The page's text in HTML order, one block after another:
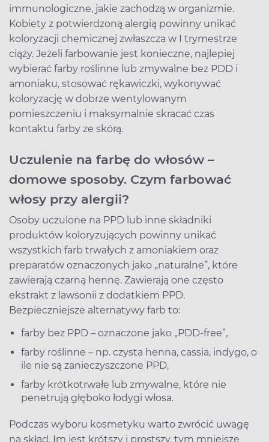
immunologiczne, jakie zachodzą w organizmie.
Kobiety z potwierdzoną alergią powinny unikać
koloryzacji chemicznej zwłaszcza w I trymestrze
ciąży. Jeżeli farbowanie jest konieczne, najlepiej
wybierać farby roślinne lub zmywalne bez PDD i
amoniaku, stosować rękawiczki, wykonywać
koloryzację w dobrze wentylowanym
pomieszczeniu i maksymalnie skracać czas
kontaktu farby ze skórą.
Uczulenie na farbę do włosów –
domowe sposoby. Czym farbować
włosy przy alergii?
Osoby uczulone na PPD lub inne składniki
produktów koloryzujących powinny unikać
wszystkich farb trwałych z amoniakiem oraz
preparatów oznaczonych jako „naturalne”, które
zawierają czarną hennę. Zawierają one często
ekstrakt z lawsonii z dodatkiem PPD.
Bezpieczniejsze alternatywy farb to:
farby bez PPD – oznaczone jako „PDD-free”,
farby roślinne – np. czysta henna, cassia, indygo, o
ile nie są zanieczyszczone PPD,
farby krótkotrwałe lub zmywalne, które nie
penetrują głęboko łodygi włosa.
Podczas wyboru kosmetyku warto zwrócić uwagę
na skład. Im jest krótszy i prostszy, tym mniejsze